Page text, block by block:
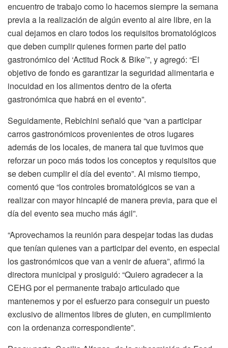
encuentro de trabajo como lo hacemos siempre la semana
previa a la realización de algún evento al aire libre, en la
cual dejamos en claro todos los requisitos bromatológicos
que deben cumplir quienes formen parte del patio
gastronómico del ‘Actitud Rock & Bike’”, y agregó: “El
objetivo de fondo es garantizar la seguridad alimentaria e
inocuidad en los alimentos dentro de la oferta
gastronómica que habrá en el evento”.
Seguidamente, Rebichini señaló que “van a participar
carros gastronómicos provenientes de otros lugares
además de los locales, de manera tal que tuvimos que
reforzar un poco más todos los conceptos y requisitos que
se deben cumplir el día del evento”. Al mismo tiempo,
comentó que “los controles bromatológicos se van a
realizar con mayor hincapié de manera previa, para que el
día del evento sea mucho más ágil”.
“Aprovechamos la reunión para despejar todas las dudas
que tenían quienes van a participar del evento, en especial
los gastronómicos que van a venir de afuera”, afirmó la
directora municipal y prosiguió: “Quiero agradecer a la
CEHG por el permanente trabajo articulado que
mantenemos y por el esfuerzo para conseguir un puesto
exclusivo de alimentos libres de gluten, en cumplimiento
con la ordenanza correspondiente”.